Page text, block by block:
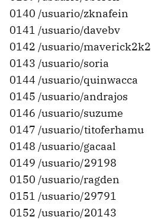
0140 /usuario/zknafein
0141 /usuario/davebv
0142 /usuario/maverick2k2
0143 /usuario/soria
0144 /usuario/quinwacca
0145 /usuario/andrajos
0146 /usuario/suzume
0147 /usuario/titoferhamu
0148 /usuario/gacaal
0149 /usuario/29198
0150 /usuario/ragden
0151 /usuario/29791
0152 /usuario/20143